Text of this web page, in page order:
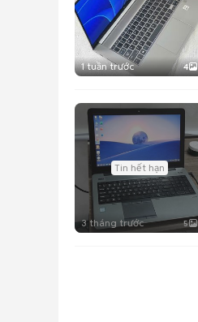
1 tuần trước 4
Tin hết hạn
3 tháng trước 5